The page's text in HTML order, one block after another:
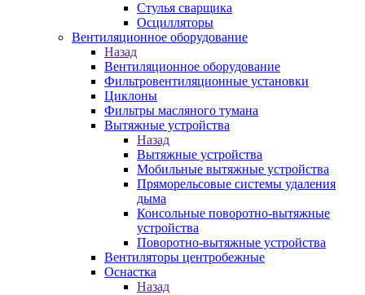
Стулья сварщика
Осцилляторы
Вентиляционное оборудование
Назад
Вентиляционное оборудование
Фильтровентиляционные установки
Циклоны
Фильтры масляного тумана
Вытяжные устройства
Назад
Вытяжные устройства
Мобильные вытяжные устройства
Пряморельсовые системы удаления
дыма
Консольные поворотно-вытяжные
устройства
Поворотно-вытяжные устройства
Вентиляторы центробежные
Оснастка
Назад